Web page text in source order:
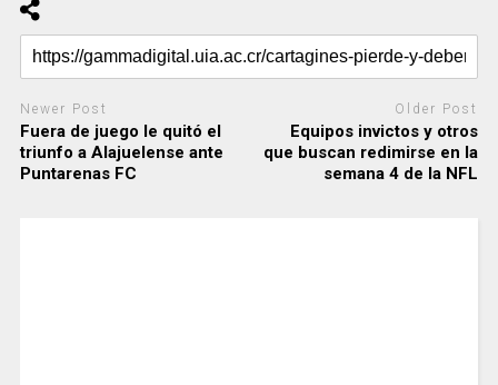
Newer Post
Fuera de juego le quitó el
triunfo a Alajuelense ante
Puntarenas FC
Older Post
Equipos invictos y otros
que buscan redimirse en la
semana 4 de la NFL